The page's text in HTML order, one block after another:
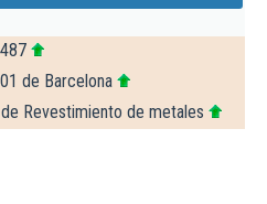
de Barcelona
Revestimiento de metales